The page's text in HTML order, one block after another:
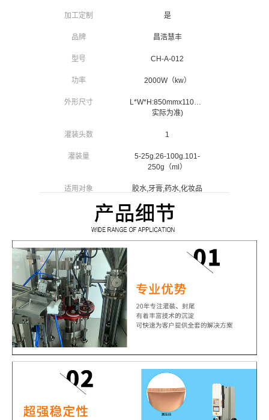
加工定制 是
品牌 昌浩慧丰
型号 CH-A-012
功率 2000W（kw）
外形尺寸
L*W*H:850mmx1100mmx1700mm(以
实际为准)
灌装头数 1
灌装量
5-25g.26-100g.101-
250g（ml）
适用对象
胶水,牙膏,药水,化妆品
清洁、洗涤用品
适用行业
医药、日化、食品、化
工
物料类型
自动化程度 半自动
售后服务 整机质保一年
是否跨境出口专供货源 否